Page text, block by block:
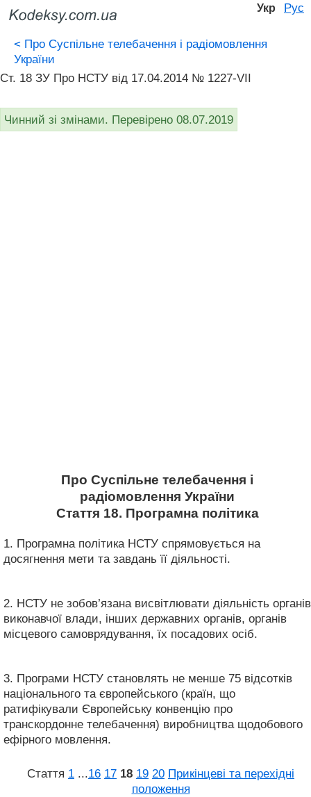
Укр Рус
< Про Суспільне телебачення і радіомовлення
України
Ст. 18 ЗУ Про НСТУ від 17.04.2014 № 1227-VII
Чинний зі змінами. Перевірено 08.07.2019
Про Суспільне телебачення і
радіомовлення України
Стаття 18. Програмна політика
1. Програмна політика НСТУ спрямовується на
досягнення мети та завдань її діяльності.
2. НСТУ не зобов’язана висвітлювати діяльність органів
виконавчої влади, інших державних органів, органів
місцевого самоврядування, їх посадових осіб.
3. Програми НСТУ становлять не менше 75 відсотків
національного та європейського (країн, що
ратифікували Європейську конвенцію про
транскордонне телебачення) виробництва щодобового
ефірного мовлення.
Стаття 1 ...16 17 18 19 20 Прикінцеві та перехідні
положення